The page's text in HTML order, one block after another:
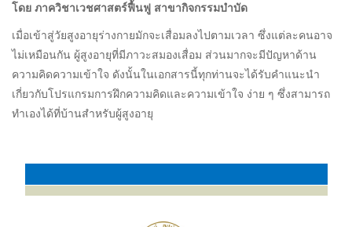
โดย ภาควิชาเวชศาสตร์ฟื้นฟู สาขากิจกรรมบำบัด
เมื่อเข้าสู่วัยสูงอายุร่างกายมักจะเสื่อมลงไปตามเวลา ซึ่งแต่ละคนอาจ
ไม่เหมือนกัน ผู้สูงอายุที่มีภาวะสมองเสื่อม ส่วนมากจะมีปัญหาด้าน
ความคิดความเข้าใจ ดังนั้นในเอกสารนี้ทุกท่านจะได้รับคำแนะนำ
เกี่ยวกับโปรแกรมการฝึกความคิดและความเข้าใจ ง่าย ๆ ซึ่งสามารถ
ทำเองได้ที่บ้านสำหรับผู้สูงอายุ